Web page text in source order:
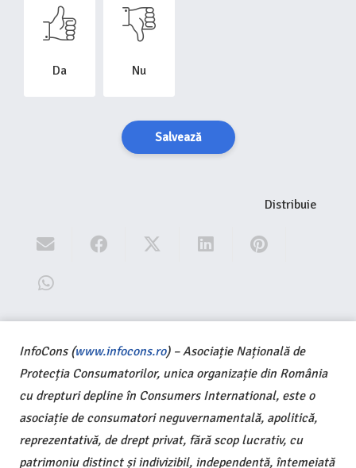
Da Nu
Salvează
Distribuie
InfoCons (www.infocons.ro) – Asociație Națională de
Protecția Consumatorilor, unica organizație din România
cu drepturi depline în Consumers International, este o
asociație de consumatori neguvernamentală, apolitică,
reprezentativă, de drept privat, fără scop lucrativ, cu
patrimoniu distinct și indivizibil, independentă, întemeiată